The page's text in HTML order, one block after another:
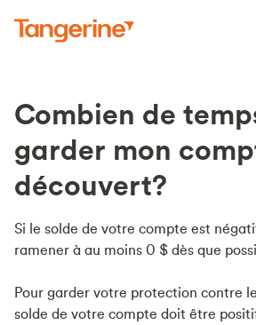
Combien de
garder mon
découvert?
Si le solde de votre compte est
ramener à au moins 0 $ dès que
Pour garder votre protection contre
solde de votre compte doit être